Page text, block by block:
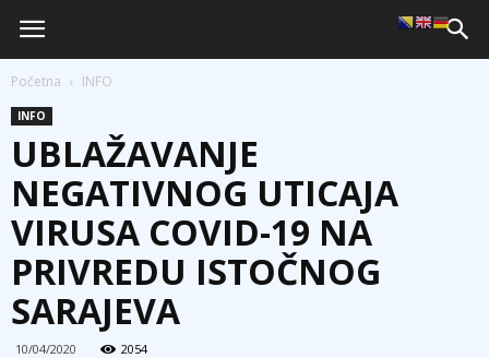
Početna INFO
INFO
UBLAŽAVANJE
NEGATIVNOG UTICAJA
VIRUSA COVID-19 NA
PRIVREDU ISTOČNOG
SARAJEVA
10/04/2020 2054